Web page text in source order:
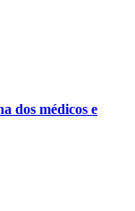
dos médicos e